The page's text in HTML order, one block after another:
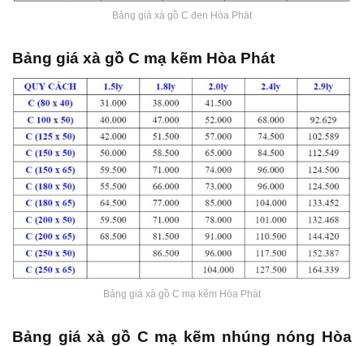
Bảng giá xà gồ C đen Hòa Phát
Bảng giá xà gồ C mạ kẽm Hòa Phát
Bảng giá xà gồ C mạ kẽm Hòa Phát
Bảng giá xà gồ C mạ kẽm nhúng nóng Hòa